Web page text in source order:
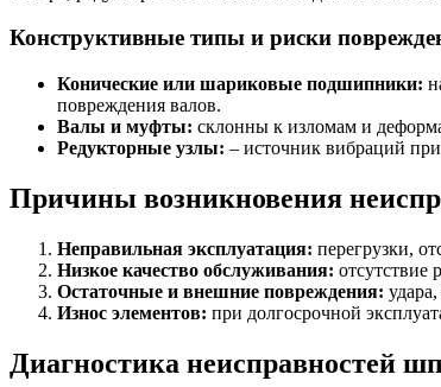
Конструктивные типы и риски
Конические или шариковые подшипники:
повреждения валов.
Валы и муфты: склонны к изломам и
Редукторные узлы: – источник вибраций
Причины возникновения
Неправильная эксплуатация: перегрузки,
Низкое качество обслуживания: отсутствие
Остаточные и внешние повреждения:
Износ элементов: при долгосрочной
Диагностика неисправностей